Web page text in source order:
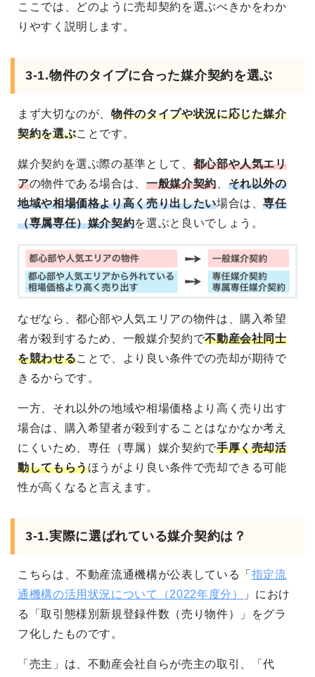
ここでは、どのように売却契約を選ぶべきかをわか
りやすく説明します。
3-1.物件のタイプに合った媒介契約を選ぶ
まず大切なのが、物件のタイプや状況に応じた媒介
契約を選ぶことです。
媒介契約を選ぶ際の基準として、 都心部や人気エリ
アの物件である場合は、一般媒介契約、 それ以外の
地域や相場価格より高く売り出したい場合は、専任
（専属専任）媒介契約を選ぶと良いでしょう。
なぜなら、都心部や人気エリアの物件は、購入希望
者が殺到するため、一般媒介契約で不動産会社同士
を競わせることで、より良い条件での売却が期待で
きるからです。
一方、それ以外の地域や相場価格より高く売り出す
場合は、購入希望者が殺到することはなかなか考え
にくいため、専任（専属）媒介契約で手厚く売却活
動してもらうほうがより良い条件で売却できる可能
性が高くなると言えます。
3-1.実際に選ばれている媒介契約は？
こちらは、不動産流通機構が公表している「 指定流
通機構の活用状況について（2022年度分）
」におけ
る「取引態様別新規登録件数（売り物件）」をグラ
フ化したものです。
「売主」は、不動産会社自らが売主の取引、「代